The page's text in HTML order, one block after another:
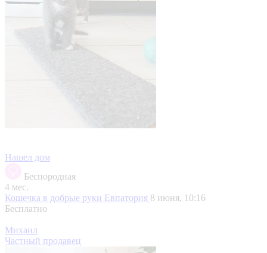
Нашел дом
Беспородная
4 мес.
Кошечка в добрые руки Евпатория 8 июня, 10:16
Бесплатно
Михаил
Частный продавец